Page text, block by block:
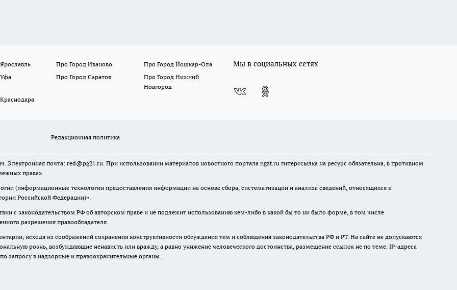
Про Город Иваново
Про Город Йошкар-Ола
Про Город Саратов
Про Город Нижний
Новгород
Мы в социальных сетях
Редакционная политика
почта: red@pg21.ru. При использовании материалов новостного портала ngzt.ru гиперссылка на ресурс обязательна, в противном
правах.
(информационные технологии предоставления информации на основе сбора, систематизации и анализа сведений, относящихся к
Российской Федерации)».
с законодательством РФ об авторском праве и не подлежит использованию кем-либо в какой бы то ни было форме, в том числе
разрешения правообладателя.
исходя из соображений сохранения конструктивности обсуждения тем и соблюдения законодательства РФ и РТ. На сайте не допускаются
рознь, возбуждающие ненависть или вражду, а равно унижение человеческого достоинства, размещение ссылок не по теме. IP-адреса
запросу в надзорные и правоохранительные органы.